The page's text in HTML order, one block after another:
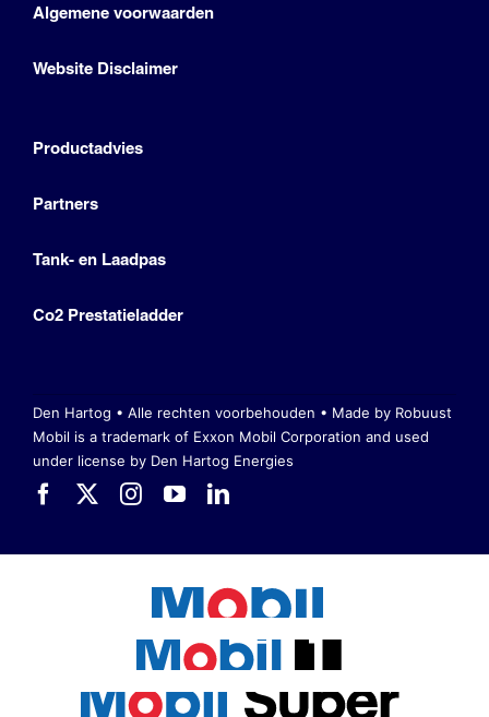
Algemene voorwaarden
Website Disclaimer
Productadvies
Partners
Tank- en Laadpas
Co2 Prestatieladder
Den Hartog • Alle rechten voorbehouden • Made by Robuust
Mobil is a trademark of Exxon Mobil Corporation and used
under license by Den Hartog Energies